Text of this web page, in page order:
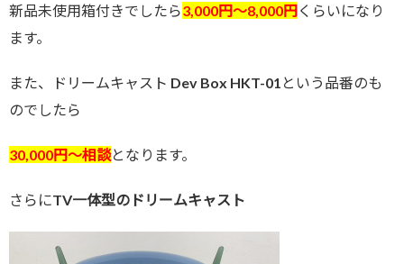
新品未使用箱付きでしたら3,000円〜8,000円くらいになり
ます。
また、ドリームキャスト Dev Box HKT-01という品番のも
のでしたら
30,000円〜相談となります。
さらにTV一体型のドリームキャスト